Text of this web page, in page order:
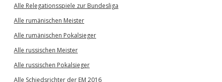
Alle Relegationsspiele zur Bundesliga
Alle rumänischen Meister
Alle rumänischen Pokalsieger
Alle russischen Meister
Alle russischen Pokalsieger
Alle Schiedsrichter der EM 2016